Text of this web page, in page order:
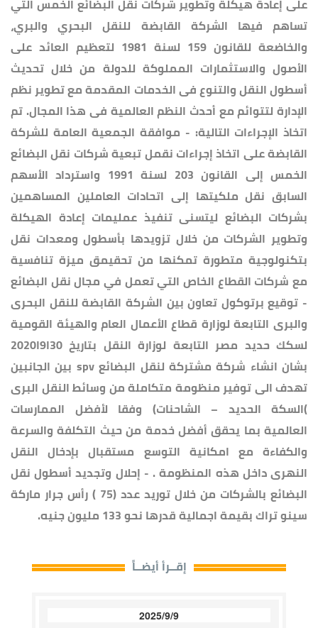
على إعادة هيكلة وتطوير شركات نقل البضائع الخمس التي
تساهم فيها الشركة القابضة للنقل البحري والبري،
والخاضعة للقانون 159 لسنة 1981 لتعظيم العائد على
الأصول والاستثمارات المملوكة للدولة من خلال تحديث
أسطول النقل والتنوع فى الخدمات المقدمة مع تطوير نظم
الإدارة لتتوائم مع أحدث النظم العالمية فى هذا المجال. تم
اتخاذ الإجراءات التالية: - موافقة الجمعية العامة للشركة
القابضة على اتخاذ إجراءات نقمل تبعية شركات نقل البضائع
الخمس إلى القانون 203 لسنة 1991 واسترداد الأسهم
السابق نقل ملكيتها إلى اتحادات العاملين المساهمين
بشركات البضائع ليتسنى تنفيذ عمليمات إعادة الهيكلة
وتطوير الشركات من خلال تزويدها بأسطول ومعدات نقل
بتكنولوجية متطورة تمكنها من تحقيمق ميزة تنافسية
مع شركات القطاع الخاص التي تعمل في مجال نقل البضائع
- توقيع برتوكول تعاون بين الشركة القابضة للنقل البحرى
والبرى التابعة لوزارة قطاع الأعمال العام والهيئة القومية
لسكك حديد مصر التابعة لوزارة النقل بتاريخ 30ا9ا2020
بشان انشاء شركة مشتركة لنقل البضائع spv بين الجانبين
تهدف الى توفير منظومة متكاملة من وسائط النقل البرى
)السكة الحديد – الشاحنات) وفقا لأفضل الممارسات
العالمية بما يحقق أفضل خدمة من حيث التكلفة والسرعة
والكفاءة مع امكانية التوسع مستقبال بإدخال النقل
النهرى داخل هذه المنظومة . - إحلال وتجديد أسطول نقل
البضائع بالشركات من خلال توريد عدد (75 ) رأس جرار ماركة
سينو تراك بقيمة اجمالية قدرها نحو 133 مليون جنيه.